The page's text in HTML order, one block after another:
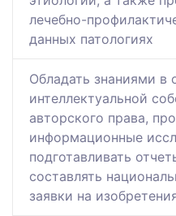
лечебно-
данных патологиях
Обладать знаниями в
интеллектуальной
авторского права,
информационные
подготавливать
составлять
заявки на